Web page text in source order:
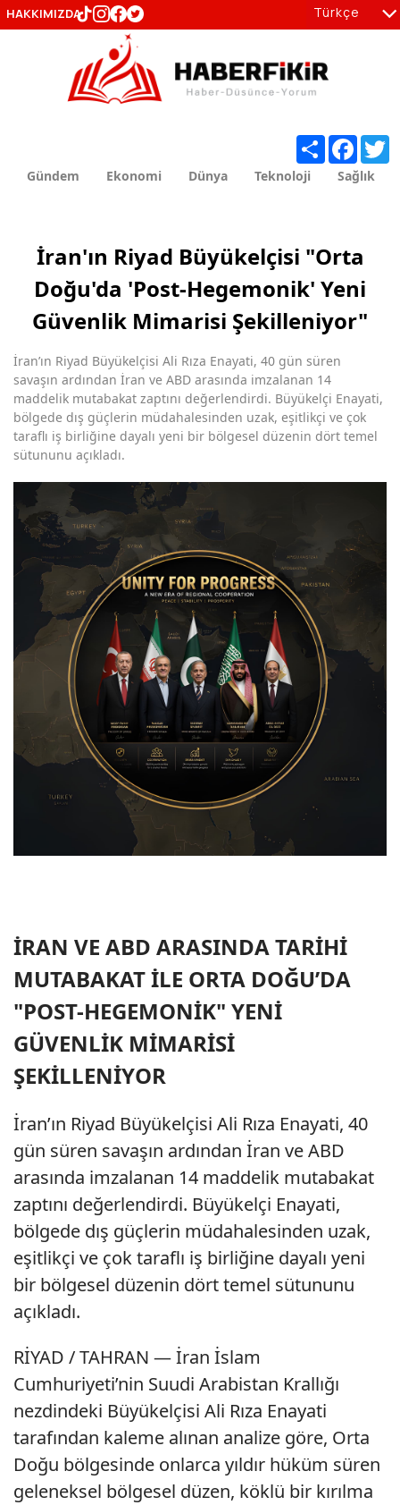
Gündem Ekonomi Dünya Teknoloji Sağlık
İran'ın Riyad Büyükelçisi "Orta
Doğu'da 'Post-Hegemonik' Yeni
Güvenlik Mimarisi Şekilleniyor"
İran’ın Riyad Büyükelçisi Ali Rıza Enayati, 40 gün süren
savaşın ardından İran ve ABD arasında imzalanan 14
maddelik mutabakat zaptını değerlendirdi. Büyükelçi Enayati,
bölgede dış güçlerin müdahalesinden uzak, eşitlikçi ve çok
taraflı iş birliğine dayalı yeni bir bölgesel düzenin dört temel
sütununu açıkladı.
İRAN VE ABD ARASINDA TARİHİ
MUTABAKAT İLE ORTA DOĞU’DA
"POST-HEGEMONİK" YENİ
GÜVENLİK MİMARİSİ
ŞEKİLLENİYOR
İran’ın Riyad Büyükelçisi Ali Rıza Enayati, 40
gün süren savaşın ardından İran ve ABD
arasında imzalanan 14 maddelik mutabakat
zaptını değerlendirdi. Büyükelçi Enayati,
bölgede dış güçlerin müdahalesinden uzak,
eşitlikçi ve çok taraflı iş birliğine dayalı yeni
bir bölgesel düzenin dört temel sütununu
açıkladı.
RİYAD / TAHRAN — İran İslam
Cumhuriyeti’nin Suudi Arabistan Krallığı
nezdindeki Büyükelçisi Ali Rıza Enayati
tarafından kaleme alınan analize göre, Orta
Doğu bölgesinde onlarca yıldır hüküm süren
geleneksel bölgesel düzen, köklü bir kırılma
Share
Türkçe
en
HAKKIMIZDA